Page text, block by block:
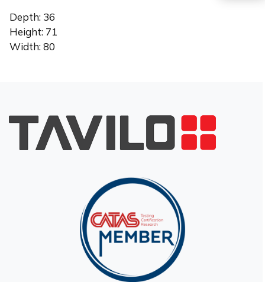
Depth: 36
Height: 71
Width: 80